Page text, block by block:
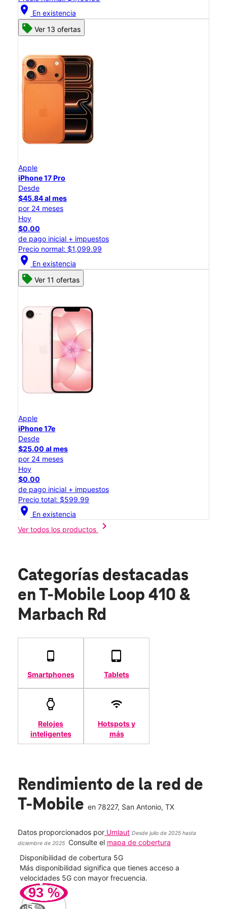
location_on En existencia
Ver 13 ofertas
Apple
iPhone 17 Pro
Desde
$45.84 al mes
por 24 meses
Hoy
$0.00
de pago inicial + impuestos
Precio normal: $1,099.99
location_on En existencia
Ver 11 ofertas
Apple
iPhone 17e
Desde
$25.00 al mes
por 24 meses
Hoy
$0.00
de pago inicial + impuestos
Precio total: $599.99
location_on En existencia
Ver todos los productos
chevron_right
Categorías destacadas
en T-Mobile Loop 410 &
Marbach Rd
Smartphones Tablets
Relojes
inteligentes
Hotspots y
más
Rendimiento de la red de
T-Mobile en 78227, San Antonio, TX
Datos proporcionados por Umlaut Desde julio de 2025 hasta
diciembre de 2025
Consulte el mapa de cobertura
Disponibilidad de cobertura 5G
Más disponibilidad significa que tienes acceso a
velocidades 5G con mayor frecuencia.
93 %